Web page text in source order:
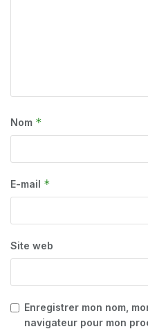
Nom *
E-mail *
Site web
Enregistrer mon nom,
navigateur pour mon